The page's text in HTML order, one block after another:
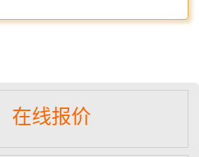
在线报价